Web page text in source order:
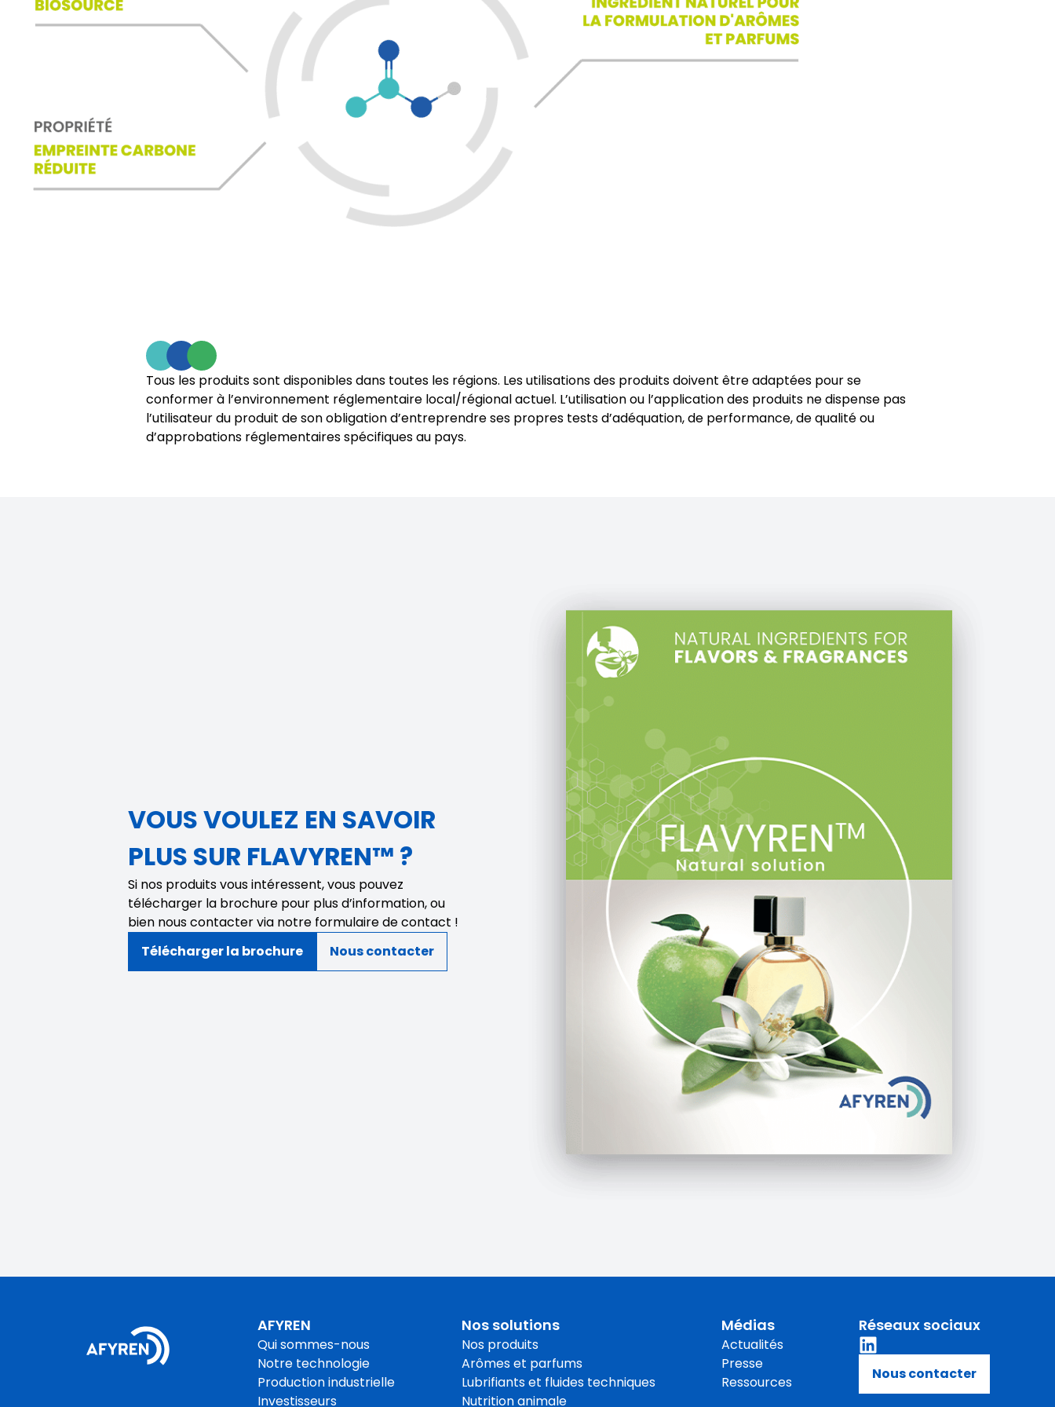
Tous les produits sont disponibles dans toutes les régions. Les utilisations des produits doivent être adaptées pour se
conformer à l’environnement réglementaire local/régional actuel. L’utilisation ou l’application des produits ne dispense pas
l’utilisateur du produit de son obligation d’entreprendre ses propres tests d’adéquation, de performance, de qualité ou
d’approbations réglementaires spécifiques au pays.
VOUS VOULEZ EN SAVOIR
PLUS SUR FLAVYREN™ ?
Si nos produits vous intéressent, vous pouvez
télécharger la brochure pour plus d’information, ou
bien nous contacter via notre formulaire de contact !
Télécharger la brochure
Nous contacter
AFYREN
Qui sommes-nous
Notre technologie
Production industrielle
Investisseurs
Nos solutions
Nos produits
Arômes et parfums
Lubrifiants et fluides techniques
Nutrition animale
Médias
Actualités
Presse
Ressources
Réseaux sociaux
Nous contacter